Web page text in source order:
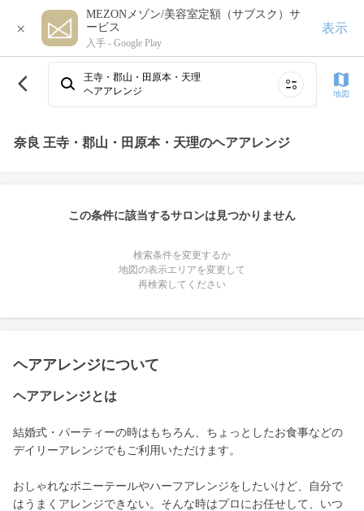
×
MEZONメゾン/美容室定額（サブスク）サ
ービス
入手 - Google Play
表示
王寺・郡山・田原本・天理
ヘアアレンジ
地図
奈良 王寺・郡山・田原本・天理のヘアアレンジ
この条件に該当するサロンは見つかりません
検索条件を変更するか
地図の表示エリアを変更して
再検索してください
ヘアアレンジについて
ヘアアレンジとは
結婚式・パーティーの時はもちろん、ちょっとしたお食事などの
デイリーアレンジでもご利用いただけます。
おしゃれなポニーテールやハーフアレンジをしたいけど、自分で
はうまくアレンジできない。そんな時はプロにお任せして、いつ